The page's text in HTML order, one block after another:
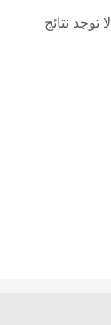
لا توجد نتائج
--